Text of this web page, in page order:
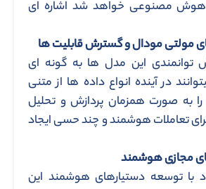
هوش مصنوعی خواهد شد اشاره ای
مولتی مودال و گسترش قابلیت ها
توانمندی این مدل ها به گونه ای
در آینده انواع داده ها از متنی
را به صورت همزمان پردازش و تحلیل
برای تعاملات هوشمند و چند حسی ایجاد
مجازی هوشمند
با توسعه دستیارهای هوشمند این